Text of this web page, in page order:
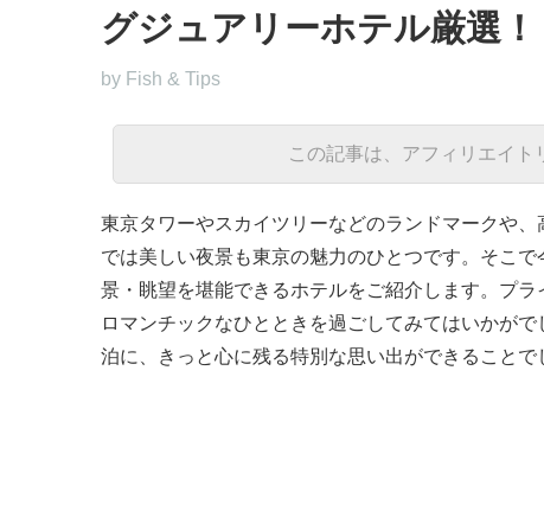
グジュアリーホテル厳選！
by Fish & Tips
この記事は、アフィリエイト
東京タワーやスカイツリーなどのランドマークや
では美しい夜景も東京の魅力のひとつです。そこ
景・眺望を堪能できるホテルをご紹介します。プ
ロマンチックなひとときを過ごしてみてはいかが
泊に、きっと心に残る特別な思い出ができることで